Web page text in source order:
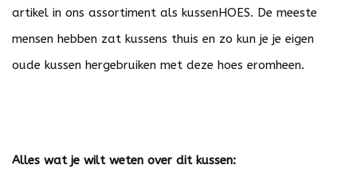
artikel in ons assortiment als kussenHOES. De meeste
mensen hebben zat kussens thuis en zo kun je je eigen
oude kussen hergebruiken met deze hoes eromheen.
Alles wat je wilt weten over dit kussen: